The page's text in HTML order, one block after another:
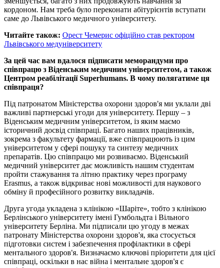
кордоном. Нам треба було переконати абітурієнтів вступати
саме до Львівського медичного університету.
Читайте також: Орест Чемерис офіційно став ректором
Львівського медуніверситету
За цей час вам вдалося підписати меморандуми про
співпрацю з Віденським медичним університетом, а також
Центром реабілітації Superhumans. В чому полягатиме ця
співпраця?
Під патронатом Міністерства охорони здоров'я ми уклали дві
важливі партнерські угоди для університету. Першу – з
Віденським медичним університетом, із яким маємо
історичний досвід співпраці. Багато наших працівників,
зокрема з факультету фармації, вже співпрацюють із цим
університетом у сфері пошуку та синтезу медичних
препаратів. Цю співпрацю ми розвиваємо. Віденський
медичний університет дає можливість нашим студентам
пройти стажування та літню практику через програму
Erasmus, а також відкриває нові можливості для наукового
обміну й професійного розвитку викладачів.
Друга угода укладена з клінікою «Шаріте», тобто з клінікою
Берлінського університету імені Гумбольдта і Вільного
університету Берліна. Ми підписали цю угоду в межах
патронату Міністерства охорони здоров'я, яка стосується
підготовки систем і забезпечення профілактики в сфері
ментального здоров'я. Визначаємо ключові пріоритети для цієї
співпраці, оскільки в нас війна і ментальне здоров'я є